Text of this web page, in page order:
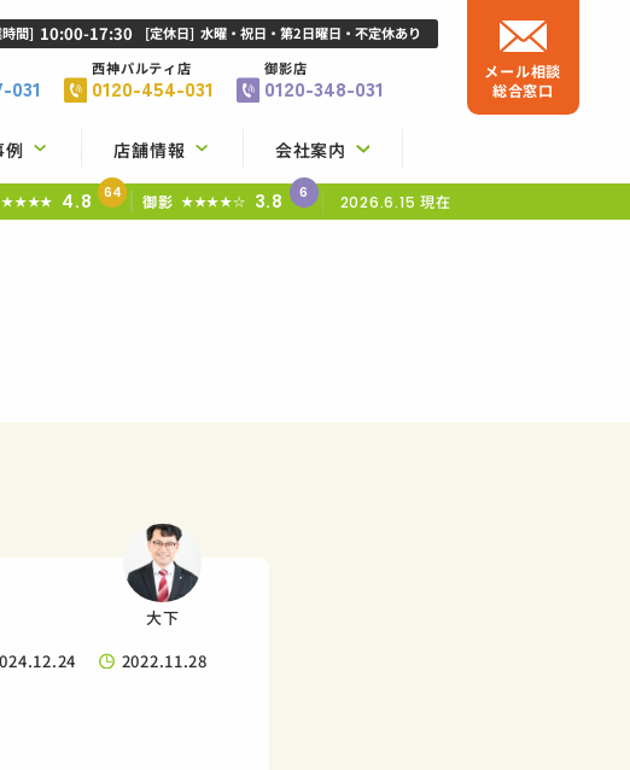
例 店舗情報 会社案内
間] 10:00-17:30 [定休日] 水曜・祝日・第2日曜日・不定休あり
031
西神パルティ店
0120-454-031
御影店
0120-348-031
メール相談
総合窓口
4.8 64 御影 ★★★★☆ 3.8 6 2026.6.15 現在
大下
2022.11.28